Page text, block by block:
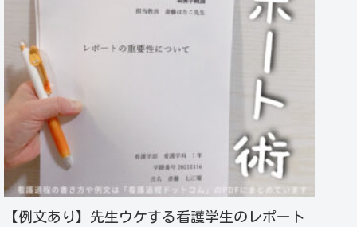
【例文あり】先生ウケする看護学生のレポート